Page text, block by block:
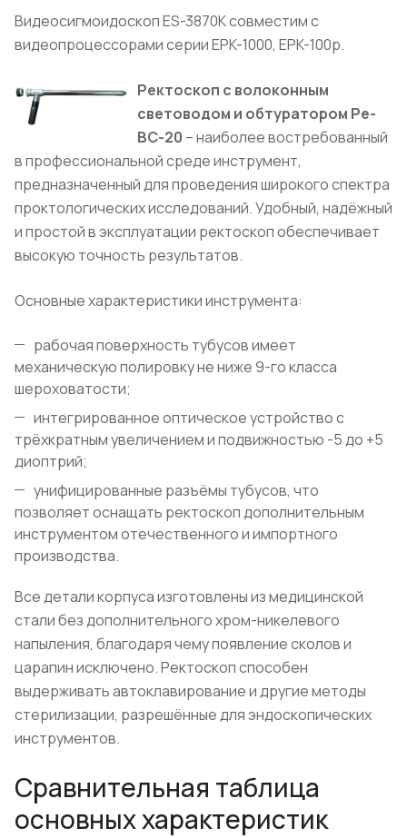
Видеосигмоидоскоп ES-3870K совместим с
видеопроцессорами серии EPK-1000, EPK-100p.
Ректоскоп с волоконным
световодом и обтуратором Ре-
ВС-20 – наиболее востребованный
в профессиональной среде инструмент,
предназначенный для проведения широкого спектра
проктологических исследований. Удобный, надёжный
и простой в эксплуатации ректоскоп обеспечивает
высокую точность результатов.
Основные характеристики инструмента:
рабочая поверхность тубусов имеет
механическую полировку не ниже 9-го класса
шероховатости;
интегрированное оптическое устройство с
трёхкратным увеличением и подвижностью -5 до +5
диоптрий;
унифицированные разъёмы тубусов, что
позволяет оснащать ректоскоп дополнительным
инструментом отечественного и импортного
производства.
Все детали корпуса изготовлены из медицинской
стали без дополнительного хром-никелевого
напыления, благодаря чему появление сколов и
царапин исключено. Ректоскоп способен
выдерживать автоклавирование и другие методы
стерилизации, разрешённые для эндоскопических
инструментов.
Сравнительная таблица
основных характеристик